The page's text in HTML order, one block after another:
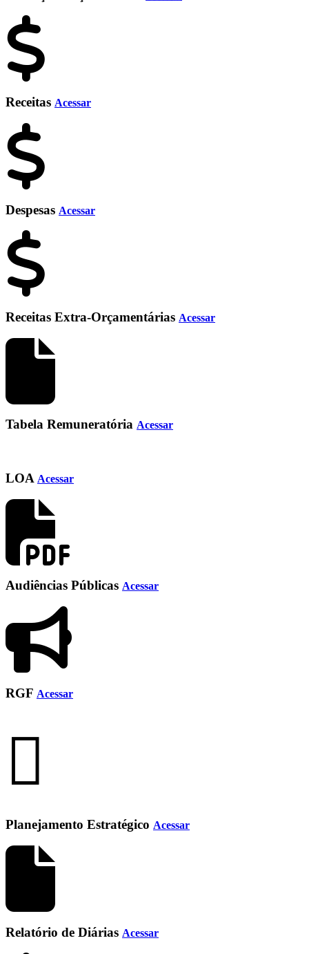
Receitas Acessar
Despesas Acessar
Receitas Extra-Orçamentárias Acessar
Tabela Remuneratória Acessar
LOA Acessar
Audiências Públicas Acessar
RGF Acessar
Planejamento Estratégico Acessar
Relatório de Diárias Acessar